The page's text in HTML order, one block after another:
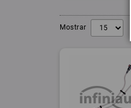
Mostrar